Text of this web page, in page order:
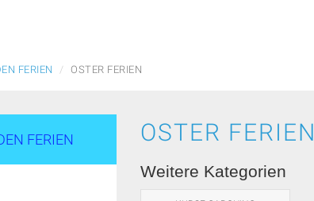
FERIEN OSTER FERIEN
OSTER FERIEN
Weitere Kategorien
FERIEN